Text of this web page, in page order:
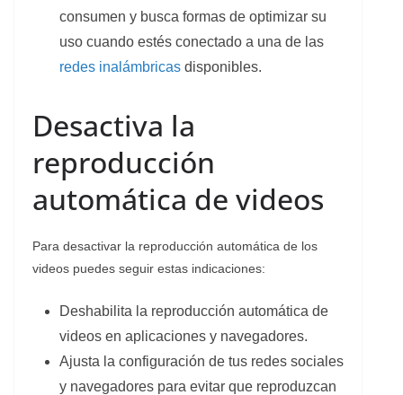
consumen y busca formas de optimizar su
uso cuando estés conectado a una de las
redes inalámbricas disponibles.
Desactiva la
reproducción
automática de videos
Para desactivar la reproducción automática de los
videos puedes seguir estas indicaciones:
Deshabilita la reproducción automática de
videos en aplicaciones y navegadores.
Ajusta la configuración de tus redes sociales
y navegadores para evitar que reproduzcan